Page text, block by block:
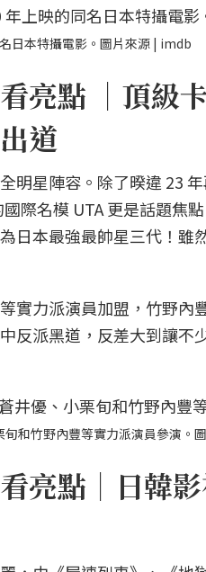
日本特攝電影。圖片來源 | imdb
亮點 ｜頂級
道
明星陣容。除了暌違 23
際名模 UTA 更是話題焦
日本最強最帥星三代！雖
實力派演員加盟，竹野內
反派黑道，反差大到讓不
和竹野內豐等實力派演員參演。
亮點｜日韓